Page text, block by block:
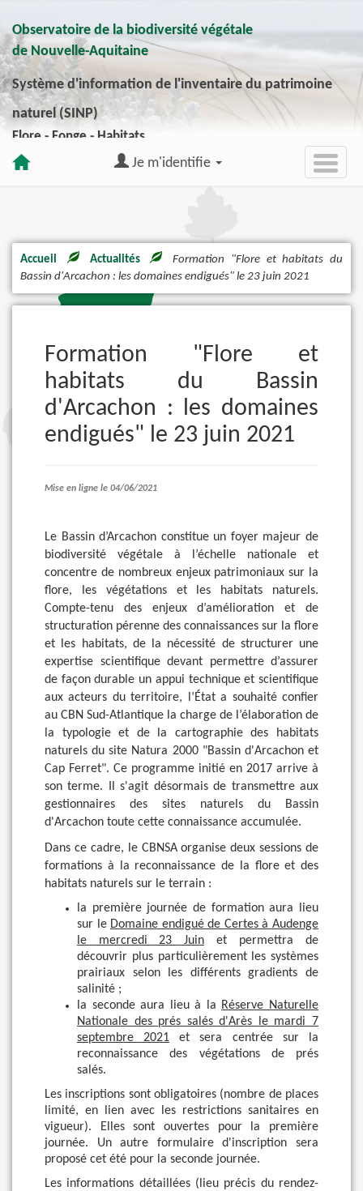
Observatoire de la biodiversité végétale
de Nouvelle-Aquitaine
Système d'information de l'inventaire du patrimoine
naturel (SINP)
Flore - Fonge - Habitats
Je m'identifie
Accueil Actualités
Formation "Flore et habitats du
Bassin d'Arcachon : les domaines endigués" le 23 juin 2021
Formation "Flore et
habitats du Bassin
d'Arcachon : les domaines
endigués" le 23 juin 2021
Mise en ligne le 04/06/2021
Le Bassin d’Arcachon constitue un foyer majeur de
biodiversité végétale à l’échelle nationale et
concentre de nombreux enjeux patrimoniaux sur la
flore, les végétations et les habitats naturels.
Compte-tenu des enjeux d’amélioration et de
structuration pérenne des connaissances sur la flore
et les habitats, de la nécessité de structurer une
expertise scientifique devant permettre d’assurer
de façon durable un appui technique et scientifique
aux acteurs du territoire, l’État a souhaité confier
au CBN Sud-Atlantique la charge de l’élaboration de
la typologie et de la cartographie des habitats
naturels du site Natura 2000 "Bassin d'Arcachon et
Cap Ferret". Ce programme initié en 2017 arrive à
son terme. Il s'agit désormais de transmettre aux
gestionnaires des sites naturels du Bassin
d'Arcachon toute cette connaissance accumulée.
Dans ce cadre, le CBNSA organise deux sessions de
formations à la reconnaissance de la flore et des
habitats naturels sur le terrain :
la première journée de formation aura lieu
sur le Domaine endigué de Certes à Audenge
le mercredi 23 Juin et permettra de
découvrir plus particulièrement les systèmes
prairiaux selon les différents gradients de
salinité ;
la seconde aura lieu à la Réserve Naturelle
Nationale des prés salés d'Arès le mardi 7
septembre 2021 et sera centrée sur la
reconnaissance des végétations de prés
salés.
Les inscriptions sont obligatoires (nombre de places
limité, en lien avec les restrictions sanitaires en
vigueur). Elles sont ouvertes pour la première
journée. Un autre formulaire d'inscription sera
proposé cet été pour la seconde journée.
Les informations détaillées (lieu précis du rendez-